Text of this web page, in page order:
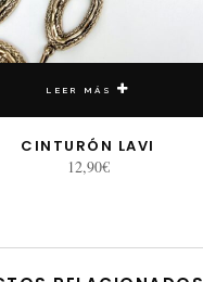
LEER MÁS
CINTURÓN LAVI
12,90€